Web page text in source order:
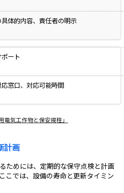
体的内容、責任者の明示
ート
窓口、対応可能時間
電気工作物と保安規程」
計画
ためには、定期的な保守点検と計画
こでは、設備の寿命と更新タイミン